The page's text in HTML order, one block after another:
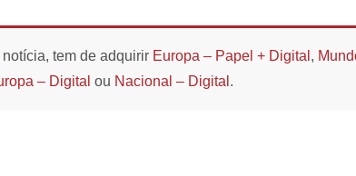
tem de adquirir Europa – Papel + Digital ,
– Digital ou Nacional – Digital .